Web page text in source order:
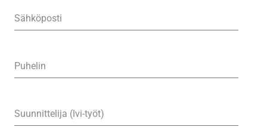
Sähköposti
Puhelin
Suunnittelija (lvi-työt)